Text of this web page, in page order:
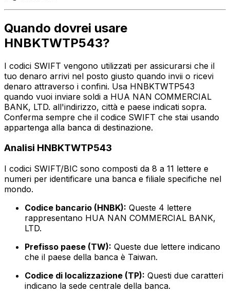
Quando dovrei usare
HNBKTWTP543?
I codici SWIFT vengono utilizzati per assicurarsi che il
tuo denaro arrivi nel posto giusto quando invii o ricevi
denaro attraverso i confini. Usa HNBKTWTP543
quando vuoi inviare soldi a HUA NAN COMMERCIAL
BANK, LTD. all'indirizzo, città e paese indicati sopra.
Conferma sempre che il codice SWIFT che stai usando
appartenga alla banca di destinazione.
Analisi HNBKTWTP543
I codici SWIFT/BIC sono composti da 8 a 11 lettere e
numeri per identificare una banca e filiale specifiche nel
mondo.
Codice bancario (HNBK): Queste 4 lettere
rappresentano HUA NAN COMMERCIAL BANK,
LTD.
Prefisso paese (TW): Queste due lettere indicano
che il paese della banca è Taiwan.
Codice di localizzazione (TP): Questi due caratteri
indicano la sede centrale della banca.